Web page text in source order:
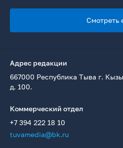
Смотреть
Адрес редакции
667000 Республика Тыва г.
д. 100.
Коммерческий отдел
+7 394 222 18 10
tuvamedia@bk.ru